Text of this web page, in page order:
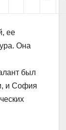
ее
Она
был
и София